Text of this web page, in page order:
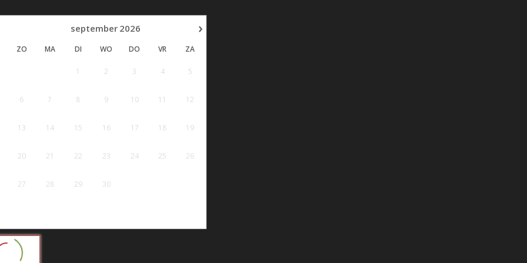
›
september 2026
ZO MA DI WO DO VR ZA
1 2 3 4 5
6 7 8 9 10 11 12
13 14 15 16 17 18 19
20 21 22 23 24 25 26
27 28 29 30